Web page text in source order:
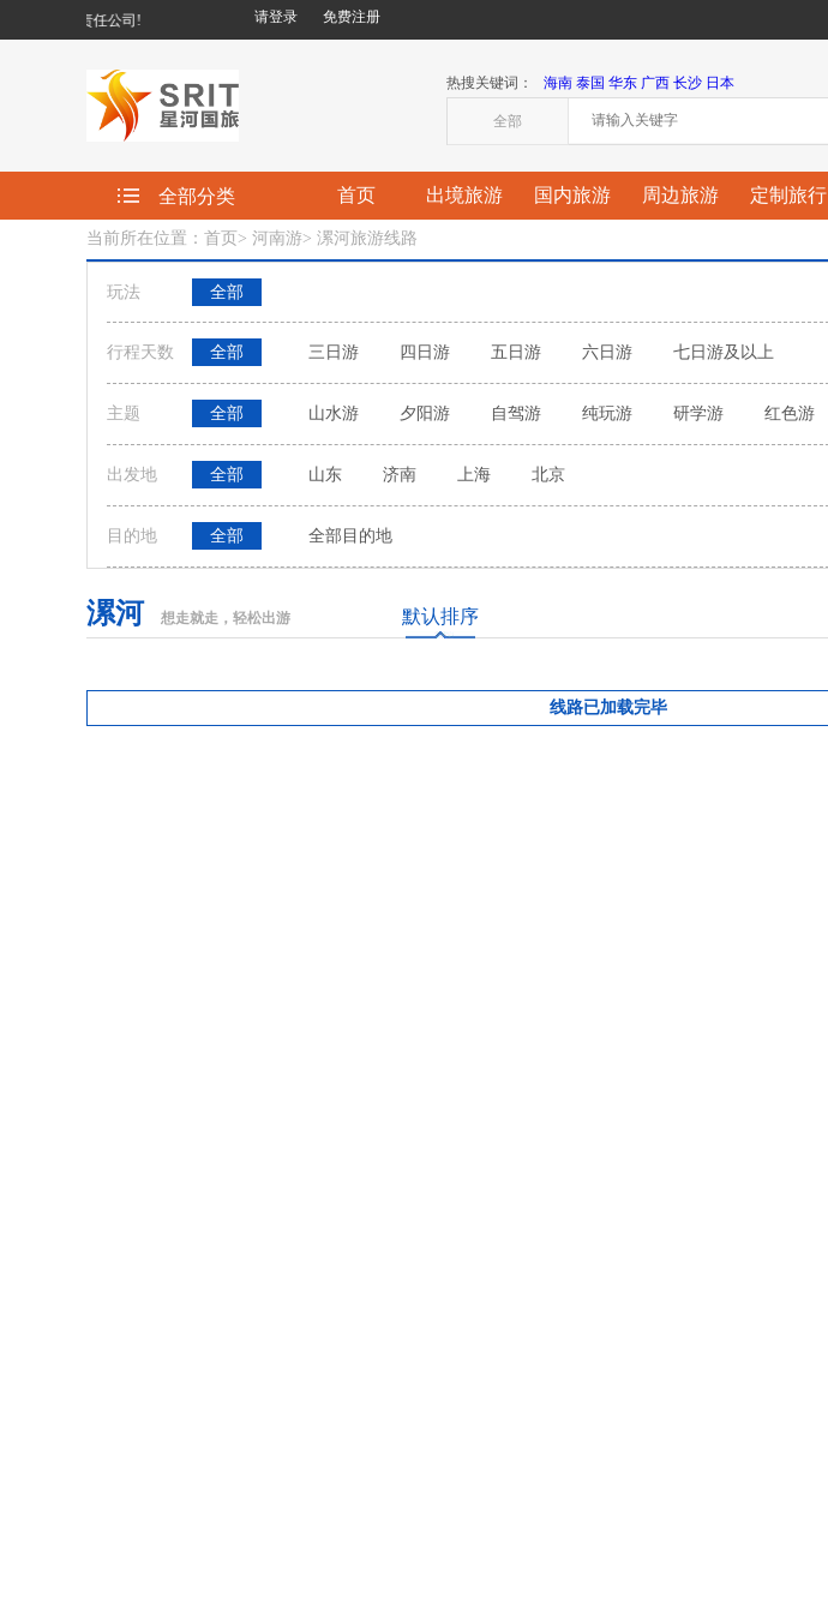
社有限责任公司! 请登录 免费注册
热搜关键词： 海南 泰国 华东 广西 长沙 日本
全部
全部分类 首页 出境旅游 国内旅游 周边旅游 定制旅行
当前所在位置：首页 > 河南游> 漯河旅游线路
玩法 全部
行程天数 全部 三日游 四日游 五日游 六日游 七日游及以上
主题 全部 山水游 夕阳游 自驾游 纯玩游 研学游 红色游
出发地 全部 山东 济南 上海 北京
目的地 全部 全部目的地
漯河 想走就走，轻松出游 默认排序
线路已加载完毕